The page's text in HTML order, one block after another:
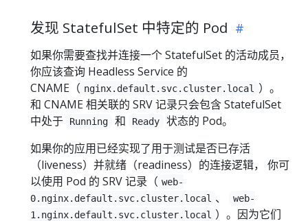
发现 StatefulSet 中特定的 Pod
如果你需要查找并连接一个 StatefulSet 的活动成员，
你应该查询 Headless Service 的
CNAME（ nginx.default.svc.cluster.local
）。
和 CNAME 相关联的 SRV 记录只会包含 StatefulSet
中处于
Running 和 Ready
状态的 Pod。
如果你的应用已经实现了用于测试是否已存活
（liveness）并就绪（readiness）的连接逻辑， 你可
以使用 Pod 的 SRV 记录（ web-
0.nginx.default.svc.cluster.local 、
web-
1.nginx.default.svc.cluster.local ）。因为它们